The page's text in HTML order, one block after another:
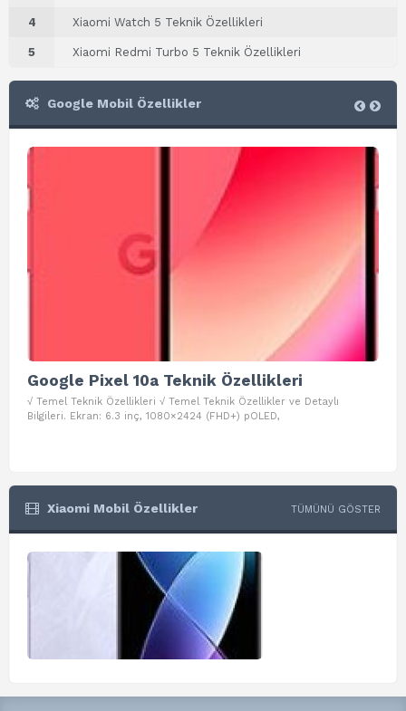
4 Xiaomi Watch 5 Teknik Özellikleri
5 Xiaomi Redmi Turbo 5 Teknik Özellikleri
Google Mobil Özellikler
Google Pixel 10a Teknik Özellikleri
√ Temel Teknik Özellikleri √ Temel Teknik Özellikler ve Detaylı
Bilgileri. Ekran: 6.3 inç, 1080×2424 (FHD+) pOLED,
Xiaomi Mobil Özellikler TÜMÜNÜ GÖSTER